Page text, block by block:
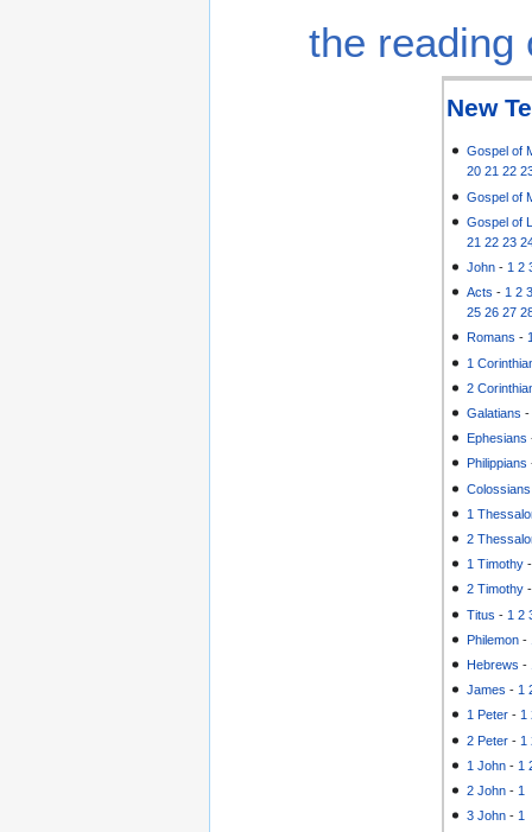
the reading
New
Gospel of
20 21 22
Gospel of
Gospel of
21 22 23
John - 1 2
Acts - 1 2
25 26 27
Romans -
1
2
Galatians
Ephesians
Philippians
Colossians
1
2
1 Timothy
2 Timothy
Titus - 1 2
Philemon -
Hebrews -
James - 1
1 Peter -1
2 Peter - 1
1 John - 1
2 John - 1
3 John - 1